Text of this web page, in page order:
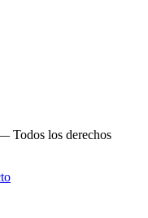
Todos los derechos